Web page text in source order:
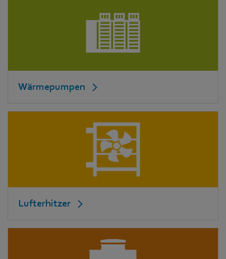
Wärmepumpen
Lufterhitzer